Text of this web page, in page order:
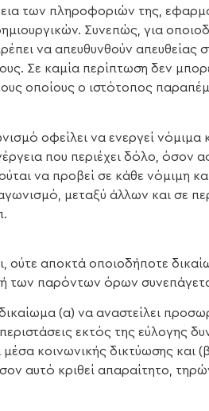
των πληροφοριών της,
Συνεπώς, για
να απευθυνθούν απευθείας
Σε καμία περίπτωση δεν
οποίους ο ιστότοπος
οφείλει να ενεργεί
που περιέχει δόλο,
να προβεί σε κάθε νόμιμη
μεταξύ άλλων και σε
ούτε αποκτά οποιοδήποτε
των παρόντων όρων
(α) να αναστείλει
εκτός της εύλογης
κοινωνικής δικτύωσης και
αυτό κριθεί απαραίτητο,